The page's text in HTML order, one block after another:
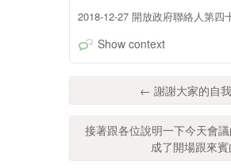
2018-12-27 開放政府聯絡人第四
Show context
← 謝謝大家的自
接著跟各位說明一下今天會
成了開場跟來